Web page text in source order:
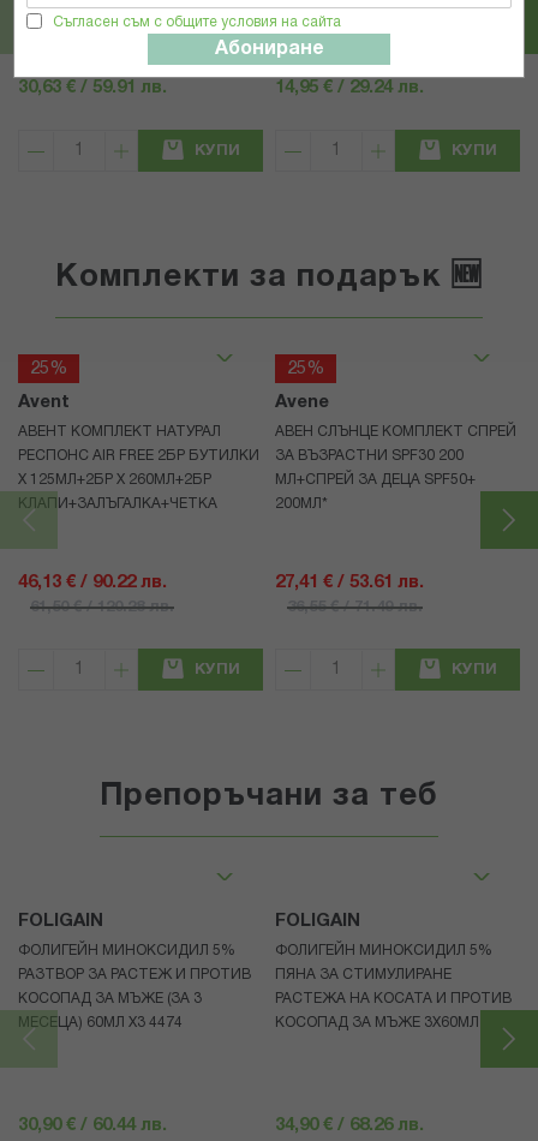
Съгласен съм с общите условия на сайта
Абониране
МИКРОБИОМ 11 КАПС. X 60
30,63 € / 59.91 лв.
КУПИ
14,95 € / 29.24 лв.
КУПИ
Комплекти за подарък 🆕
25%
Avent
АВЕНТ КОМПЛЕКТ НАТУРАЛ
РЕСПОНС AIR FREE 2БР БУТИЛКИ
Х 125МЛ+2БР Х 260МЛ+2БР
КЛАПИ+ЗАЛЪГАЛКА+ЧЕТКА
46,13 € / 90.22 лв.
61,50 € / 120.28 лв.
КУПИ
25%
Avene
АВЕН СЛЪНЦЕ КОМПЛЕКТ СПРЕЙ
ЗА ВЪЗРАСТНИ SPF30 200
МЛ+СПРЕЙ ЗА ДЕЦА SPF50+
200МЛ*
27,41 € / 53.61 лв.
36,55 € / 71.49 лв.
КУПИ
Препоръчани за теб
FOLIGAIN
ФОЛИГЕЙН МИНОКСИДИЛ 5%
РАЗТВОР ЗА РАСТЕЖ И ПРОТИВ
КОСОПАД ЗА МЪЖЕ (ЗА 3
МЕСЕЦА) 60МЛ X3 4474
30,90 € / 60.44 лв.
FOLIGAIN
ФОЛИГЕЙН МИНОКСИДИЛ 5%
ПЯНА ЗА СТИМУЛИРАНЕ
РАСТЕЖА НА КОСАТА И ПРОТИВ
КОСОПАД ЗА МЪЖЕ 3X60МЛ 4472
34,90 € / 68.26 лв.